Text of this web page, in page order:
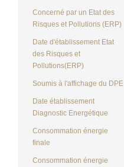
Concerné par un Etat des
Risques et Pollutions (ERP)
Date d'établissement Etat
des Risques et
Pollutions(ERP)
Soumis à l'affichage du DPE
Date établissement
Diagnostic Energétique
Consommation énergie
finale
Consommation énergie